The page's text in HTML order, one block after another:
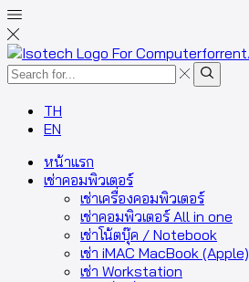
TH
EN
หน้าแรก
เช่าคอมพิวเตอร์
เช่าเครื่องคอมพิวเตอร์
เช่าคอมพิวเตอร์ All in one
เช่าโน้ตบุ๊ค / Notebook
เช่า iMAC MacBook (Apple)
เช่า Workstation